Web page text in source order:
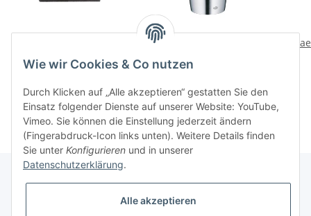
mittel - Hirsch
54,00 CHF*
Flaschenkuehler Secco
Wie wir Cookies & Co nutzen
Durch Klicken auf „Alle akzeptieren“ gestatten Sie den
Einsatz folgender Dienste auf unserer Website: YouTube,
Vimeo. Sie können die Einstellung jederzeit ändern
(Fingerabdruck-Icon links unten). Weitere Details finden
Sie unter Konfigurieren und in unserer
Datenschutzerklärung.
Alle akzeptieren